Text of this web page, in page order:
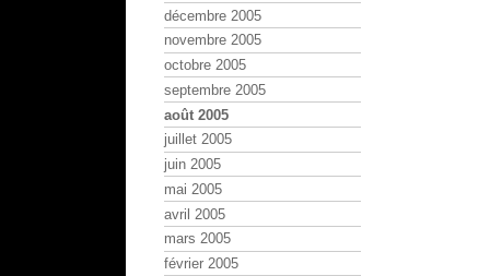
décembre 2005
novembre 2005
octobre 2005
septembre 2005
août 2005
juillet 2005
juin 2005
mai 2005
avril 2005
mars 2005
février 2005